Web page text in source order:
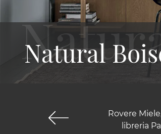
Rovere
libreria
Natural